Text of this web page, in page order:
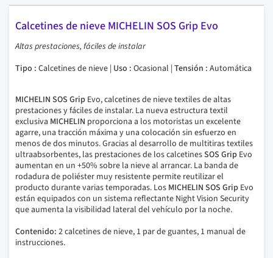
Calcetines de nieve MICHELIN SOS Grip Evo
Altas prestaciones, fáciles de instalar
Tipo : Calcetines de nieve | Uso : Ocasional | Tensión : Automática
MICHELIN SOS Grip Evo, calcetines de nieve textiles de altas
prestaciones y fáciles de instalar. La nueva estructura textil
exclusiva MICHELIN proporciona a los motoristas un excelente
agarre, una tracción máxima y una colocación sin esfuerzo en
menos de dos minutos. Gracias al desarrollo de multitiras textiles
ultraabsorbentes, las prestaciones de los calcetinesSOS Grip Evo
aumentan en un +50% sobre la nieve al arrancar. La banda de
rodadura de poliéster muy resistente permite reutilizar el
producto durante varias temporadas. Los MICHELIN SOS Grip Evo
están equipados con un sistema reflectante Night Vision Security
que aumenta la visibilidad lateral del vehículo por la noche.
Contenido: 2 calcetines de nieve, 1 par de guantes, 1 manual de
instrucciones.